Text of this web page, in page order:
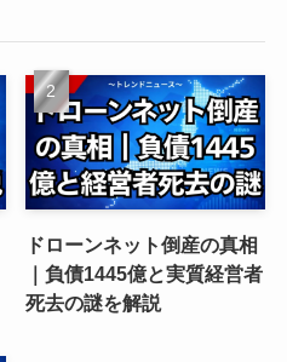
ドローンネット倒産の真相
｜負債1445億と実質経営者
死去の謎を解説